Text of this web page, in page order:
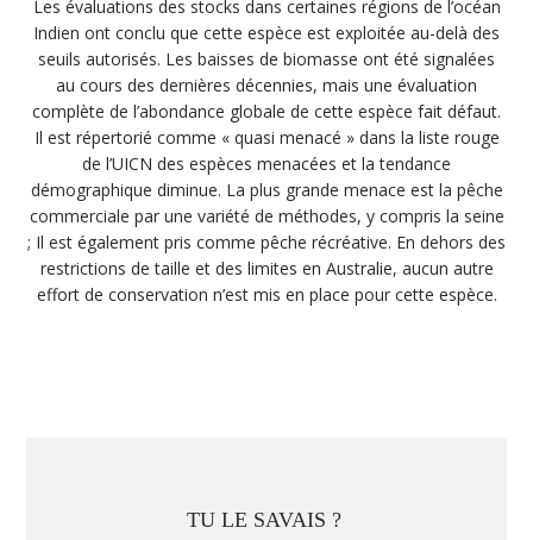
Les évaluations des stocks dans certaines régions de l’océan
Indien ont conclu que cette espèce est exploitée au-delà des
seuils autorisés. Les baisses de biomasse ont été signalées
au cours des dernières décennies, mais une évaluation
complète de l’abondance globale de cette espèce fait défaut.
Il est répertorié comme « quasi menacé » dans la liste rouge
de l’UICN des espèces menacées et la tendance
démographique diminue. La plus grande menace est la pêche
commerciale par une variété de méthodes, y compris la seine
; Il est également pris comme pêche récréative. En dehors des
restrictions de taille et des limites en Australie, aucun autre
effort de conservation n’est mis en place pour cette espèce.
TU LE SAVAIS ?